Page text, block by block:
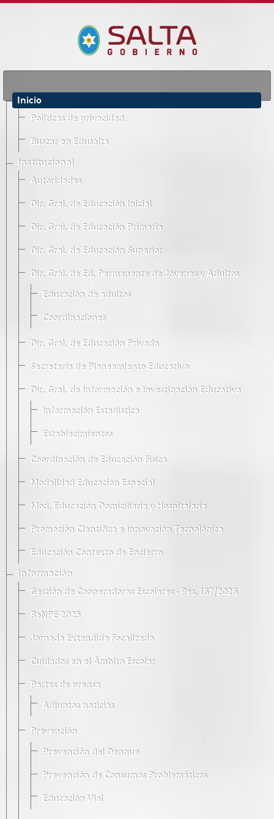
Inicio
Políticas de privacidad
Buscar en Edusalta
Institucional
Autoridades
Dir. Gral. de Educación Inicial
Dir. Gral. de Educación Primaria
Dir. Gral. de Educación Superior
Dir. Gral. de Ed. Permanente de Jóvenes y Adultos
Educación de adultos
Coordinaciones
Dir. Gral. de Educación Privada
Secretaría de Planeamiento Educativo
Dir. Gral. de Información e Investigación Educativa
Información Estadística
Establecimientos
Coordinación de Educación Física
Modalidad Educación Especial
Mod. Educación Domiciliaria y Hospitalaria
Promoción Científica e Innovación Tecnológica
Educación Contexto de Encierro
Información
Gestión de Cooperadoras Escolares · Res. 167/2026
ReNPE 2025
Jornada Extendida Focalizada
Cuidados en el Ámbito Escolar
Partes de prensa
Adjuntos noticias
Prevención
Prevención del Dengue
Prevención de Consumos Problemáticos
Educación Vial